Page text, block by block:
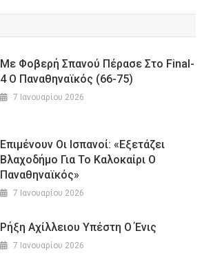
Με Φοβερή Σπανού Πέρασε Στο Final-
4 Ο Παναθηναϊκός (66-75)
7 Ιανουαρίου 2026
Επιμένουν Οι Ισπανοί: «Εξετάζει
Βλαχοδήμο Για Το Καλοκαίρι Ο
Παναθηναϊκός»
7 Ιανουαρίου 2026
Ρήξη Αχίλλειου Υπέστη Ο Ένις
7 Ιανουαρίου 2026